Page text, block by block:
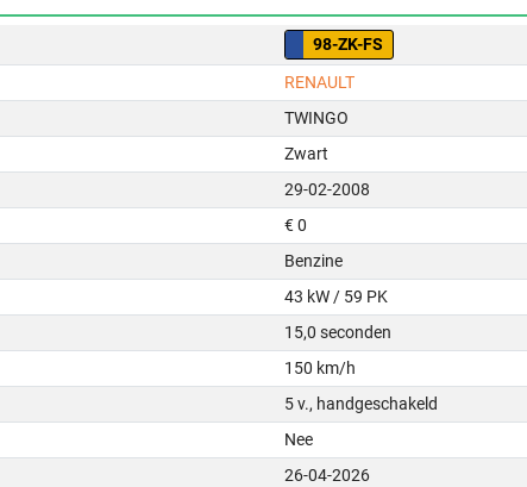
98-ZK-FS
RENAULT
TWINGO
Zwart
29-02-2008
€ 0
Benzine
43 kW / 59 PK
15,0 seconden
150 km/h
5 v., handgeschakeld
Nee
26-04-2026